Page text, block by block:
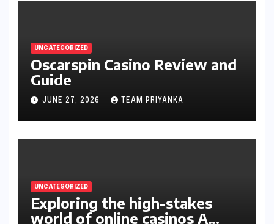
UNCATEGORIZED
Oscarspin Casino Review and
Guide
JUNE 27, 2026 TEAM PRIYANKA
UNCATEGORIZED
Exploring the high-stakes
world of online casinos A